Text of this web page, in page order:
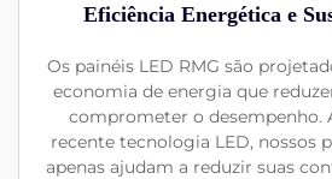
Eficiência Energética e
Os painéis LED RMG são
economia de energia que
comprometer o desempenho.
recente tecnologia LED, nossos
apenas ajudam a reduzir suas